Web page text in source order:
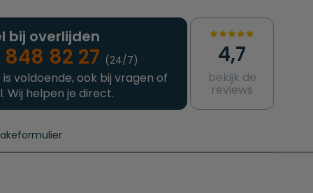
bij overlijden
82 27 (24/7)
voldoende, ook bij vragen of
Wij helpen je direct.
4,7
bekijk de
reviews